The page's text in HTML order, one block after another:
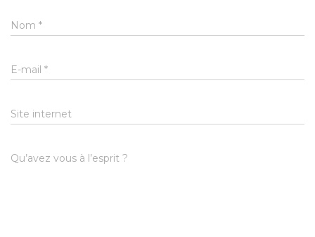
Nom *
E-mail *
Site internet
Qu’avez vous à l’esprit ?